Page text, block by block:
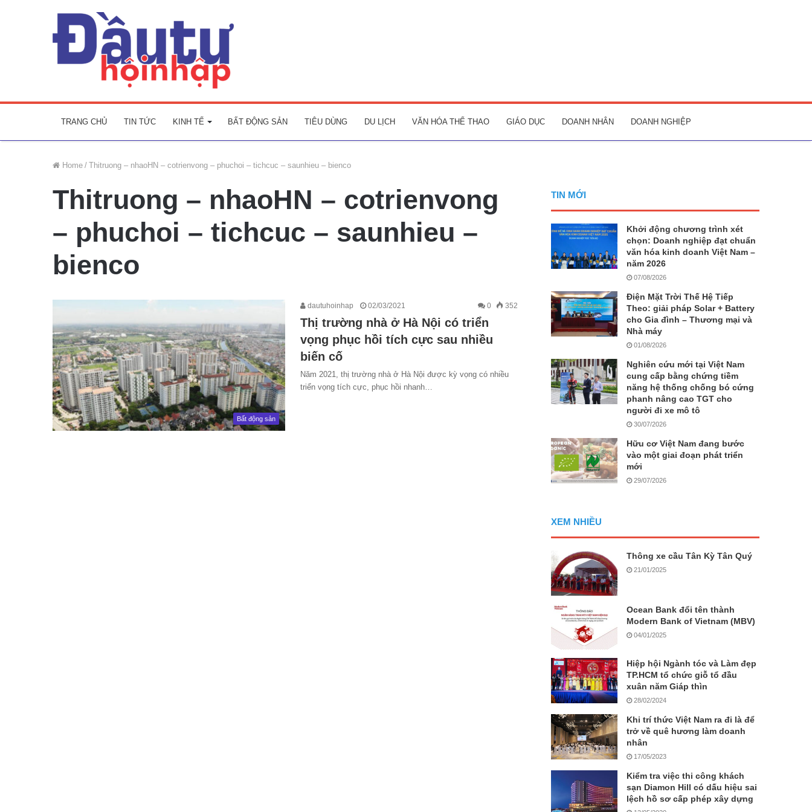
TRANG CHỦ TIN TỨC KINH TẾ BẤT ĐỘNG SẢN TIÊU DÙNG DU LỊCH VĂN HÓA THỂ THAO GIÁO DỤC DOANH NHÂN DOANH NGHIỆP
Home / Thitruong – nhaoHN – cotrienvong – phuchoi – tichcuc – saunhieu – bienco
Thitruong – nhaoHN – cotrienvong
– phuchoi – tichcuc – saunhieu –
bienco
Bất động sản
dautuhoinhap 02/03/2021 0 352
Thị trường nhà ở Hà Nội có triển
vọng phục hồi tích cực sau nhiều
biến cố
Năm 2021, thị trường nhà ở Hà Nội được kỳ vọng có nhiều
triển vọng tích cực, phục hồi nhanh…
TIN MỚI
Khởi động chương trình xét
chọn: Doanh nghiệp đạt chuẩn
văn hóa kinh doanh Việt Nam –
năm 2026
07/08/2026
Điện Mặt Trời Thế Hệ Tiếp
Theo: giải pháp Solar + Battery
cho Gia đình – Thương mại và
Nhà máy
01/08/2026
Nghiên cứu mới tại Việt Nam
cung cấp bằng chứng tiềm
năng hệ thống chống bó cứng
phanh nâng cao TGT cho
người đi xe mô tô
30/07/2026
Hữu cơ Việt Nam đang bước
vào một giai đoạn phát triển
mới
29/07/2026
XEM NHIỀU
Thông xe cầu Tân Kỳ Tân Quý
21/01/2025
Ocean Bank đổi tên thành
Modern Bank of Vietnam (MBV)
04/01/2025
Hiệp hội Ngành tóc và Làm đẹp
TP.HCM tổ chức giỗ tổ đầu
xuân năm Giáp thìn
28/02/2024
Khi trí thức Việt Nam ra đi là để
trở về quê hương làm doanh
nhân
17/05/2023
Kiểm tra việc thi công khách
sạn Diamon Hill có dấu hiệu sai
lệch hồ sơ cấp phép xây dựng